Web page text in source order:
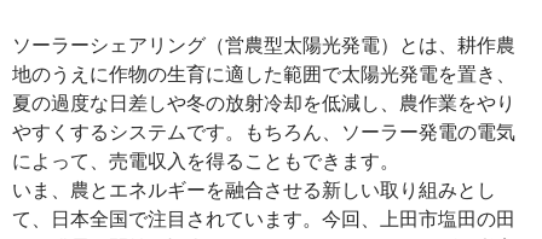
ソーラーシェアリング（営農型太陽光発電）とは、耕作農
地のうえに作物の生育に適した範囲で太陽光発電を置き、
夏の過度な日差しや冬の放射冷却を低減し、農作業をやり
やすくするシステムです。もちろん、ソーラー発電の電気
によって、売電収入を得ることもできます。
いま、農とエネルギーを融合させる新しい取り組みとし
て、日本全国で注目されています。今回、上田市塩田の田